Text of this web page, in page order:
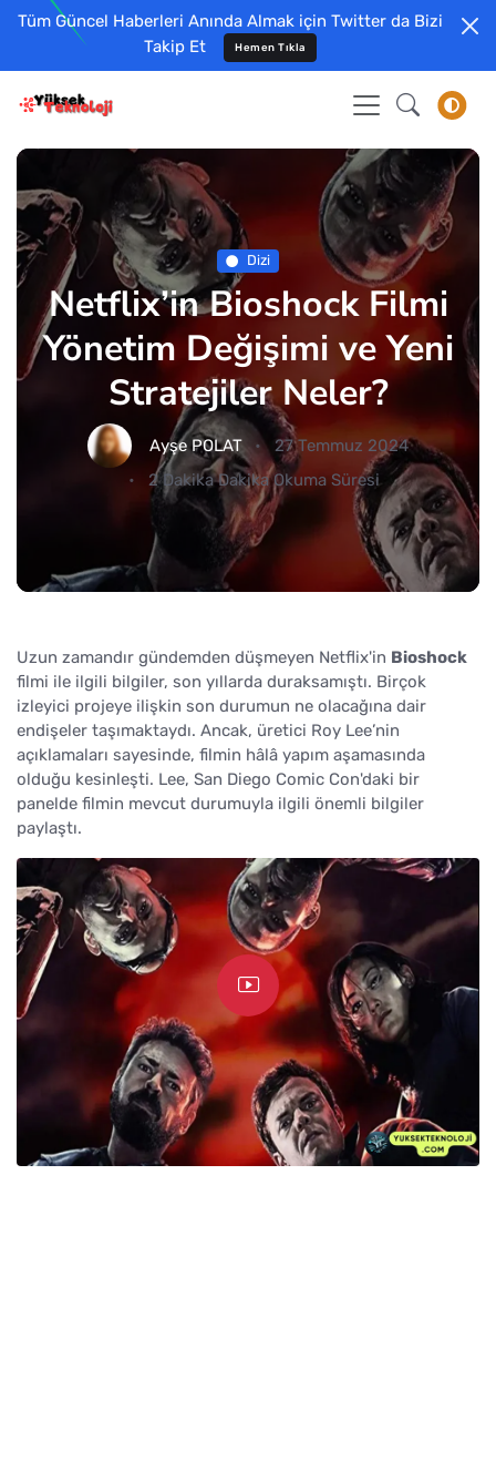
Tüm Güncel Haberleri Anında Almak için Twitter da Bizi
Takip Et
Hemen Tıkla
Dizi
Netflix’in Bioshock Filmi
Yönetim Değişimi ve Yeni
Stratejiler Neler?
Ayşe POLAT
27 Temmuz 2024
2 Dakika Dakika Okuma Süresi
Uzun zamandır gündemden düşmeyen Netflix'in Bioshock
filmi ile ilgili bilgiler, son yıllarda duraksamıştı. Birçok
izleyici projeye ilişkin son durumun ne olacağına dair
endişeler taşımaktaydı. Ancak, üretici Roy Lee’nin
açıklamaları sayesinde, filmin hâlâ yapım aşamasında
olduğu kesinleşti. Lee, San Diego Comic Con'daki bir
panelde filmin mevcut durumuyla ilgili önemli bilgiler
paylaştı.